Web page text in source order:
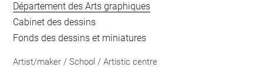
Département des Arts graphiques
Cabinet des dessins
Fonds des dessins et miniatures
Artist/maker / School / Artistic centre